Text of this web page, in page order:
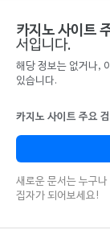
카지노 사이트
서입니다.
해당 정보는 없거나,
있습니다.
카지노 사이트 주요
새로운 문서는 누구
집자가 되어보세요!